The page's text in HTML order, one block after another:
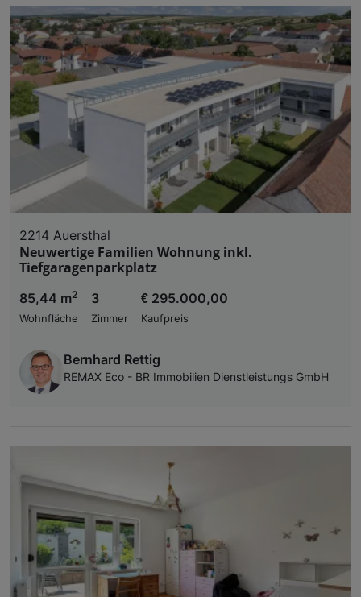
2214 Auersthal
Neuwertige Familien Wohnung inkl.
Tiefgaragenparkplatz
85,44 m2
Wohnfläche
3
Zimmer
€ 295.000,00
Kaufpreis
Bernhard Rettig
REMAX Eco - BR Immobilien Dienstleistungs GmbH